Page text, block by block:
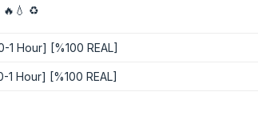
🔥💧 ♻️
Hour] [%100 REAL]
Hour] [%100 REAL]